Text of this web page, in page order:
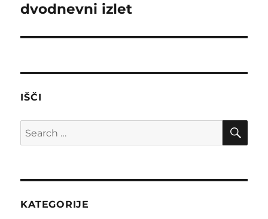
Next
dvodnevni izlet
IŠČI
Search
for:
KATEGORIJE